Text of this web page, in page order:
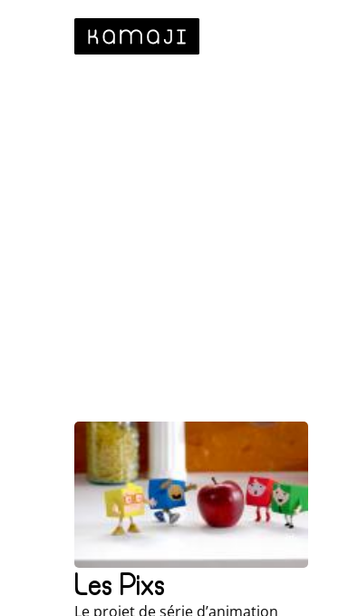
Les Pixs
Le projet de série d’animation